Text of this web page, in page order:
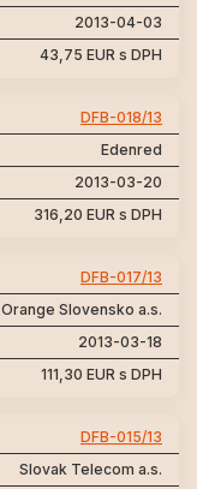
2013-04-03
43,75 EUR s DPH
DFB-018/13
Edenred
2013-03-20
316,20 EUR s DPH
DFB-017/13
Orange Slovensko a.s.
2013-03-18
111,30 EUR s DPH
DFB-015/13
Slovak Telecom a.s.